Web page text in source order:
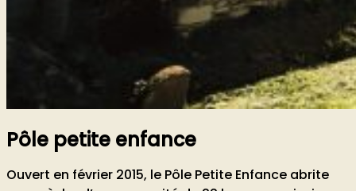
Pôle petite enfance
Ouvert en février 2015, le Pôle Petite Enfance abrite